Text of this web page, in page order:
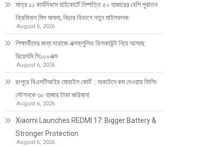
মাত্র ১১ কার্যদিবসে হাইকোর্টে নিষ্পত্তি ৫০ হাজারের বেশি পুরাতন
ক্রিমিনাল মিস মামলা, বিচার বিভাগে নতুন মাইলফলক
August 6, 2026
শিক্ষার্থীদের জন্য দারাজে এক্সক্লুসিভ ডিসকাউন্ট নিয়ে আসছে
রিয়েলমি সি১০০এক্স
August 6, 2026
রংপুরে বিএসটিআইর মোবাইল কোর্ট : অকটেনে কম দেওয়ায় ফিলিং
স্টেশনকে ৩০ হাজার টাকা জরিমানা
August 6, 2026
Xiaomi Launches REDMI 17: Bigger Battery &
Stronger Protection
August 6, 2026